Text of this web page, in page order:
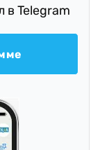
в Telegram